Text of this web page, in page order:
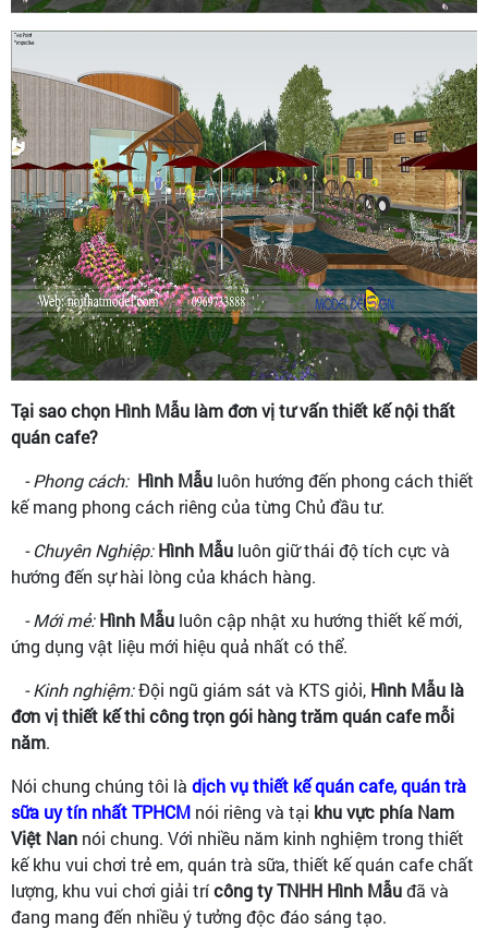
Tại sao chọn Hình Mẫu làm đơn vị tư vấn thiết kế nội thất
quán cafe?
- Phong cách: Hình Mẫu luôn hướng đến phong cách thiết
kế mang phong cách riêng của từng Chủ đầu tư.
- Chuyên Nghiệp: Hình Mẫu luôn giữ thái độ tích cực và
hướng đến sự hài lòng của khách hàng.
- Mới mẻ:Hình Mẫu luôn cập nhật xu hướng thiết kế mới,
ứng dụng vật liệu mới hiệu quả nhất có thể.
- Kinh nghiệm:Đội ngũ giám sát và KTS giỏi, Hình Mẫu là
đơn vị thiết kế thi công trọn gói hàng trăm quán cafe mỗi
năm.
Nói chung chúng tôi là dịch vụ thiết kế quán cafe, quán trà
sữa uy tín nhất TPHCM nói riêng và tại khu vực phía Nam
Việt Nan nói chung. Với nhiều năm kinh nghiệm trong thiết
kế khu vui chơi trẻ em, quán trà sữa, thiết kế quán cafe chất
lượng, khu vui chơi giải trícông ty TNHH Hình Mẫuđã và
đang mang đến nhiều ý tưởng độc đáo sáng tạo.